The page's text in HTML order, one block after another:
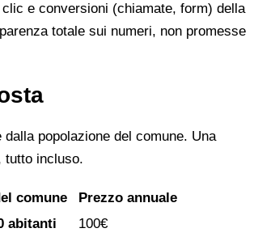
e conversioni (chiamate, form) della
totale sui numeri, non promesse
dalla popolazione del comune. Una
tutto incluso.
comune
Prezzo annuale
abitanti
100€